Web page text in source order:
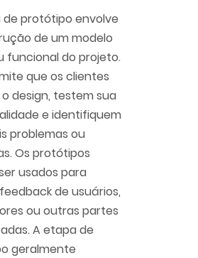
de protótipo envolve
de um modelo
funcional do projeto.
que os clientes
design, testem sua
e identifiquem
problemas ou
Os protótipos
usados para
de usuários,
ou outras partes
A etapa de
geralmente